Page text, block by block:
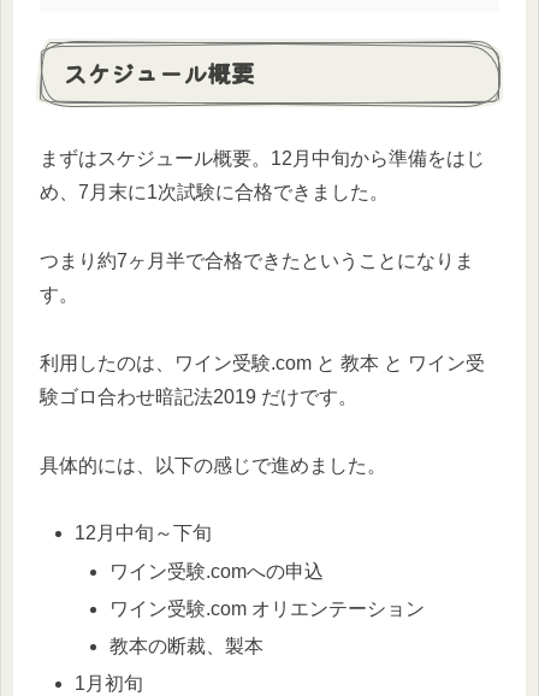
スケジュール概要
まずはスケジュール概要。12月中旬から準備をはじ
め、7月末に1次試験に合格できました。
つまり約7ヶ月半で合格できたということになりま
す。
利用したのは、ワイン受験.com と 教本 と ワイン受
験ゴロ合わせ暗記法2019 だけです。
具体的には、以下の感じで進めました。
12月中旬～下旬
ワイン受験.comへの申込
ワイン受験.com オリエンテーション
教本の断裁、製本
1月初旬